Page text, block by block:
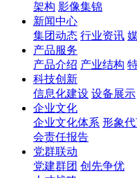
架构 影像集锦
新闻中心
集团动态 行业资讯
产品服务
产品介绍 产业结构
科技创新
信息化建设 设备展示
企业文化
企业文化体系 形象代
会责任报告
党群联动
党建群团 创先争优